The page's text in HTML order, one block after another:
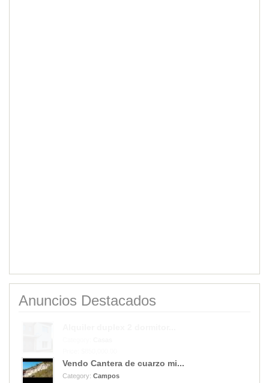
Anuncios Destacados
Vendo Cantera de cuarzo mi...
Category: Campos